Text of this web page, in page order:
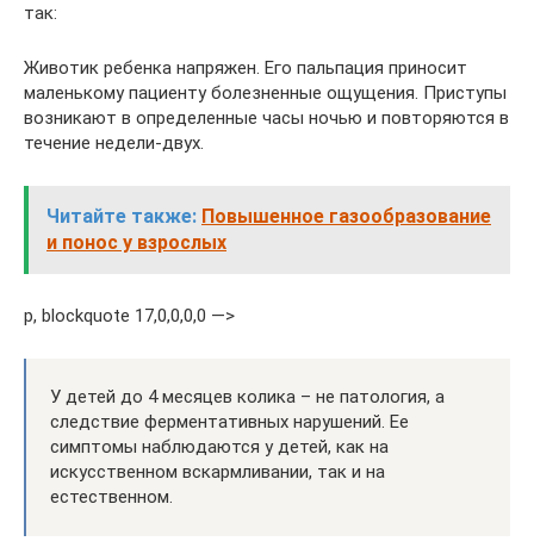
так:
Животик ребенка напряжен. Его пальпация приносит
маленькому пациенту болезненные ощущения. Приступы
возникают в определенные часы ночью и повторяются в
течение недели-двух.
Читайте также: Повышенное газообразование
и понос у взрослых
p, blockquote 17,0,0,0,0 —>
У детей до 4 месяцев колика – не патология, а
следствие ферментативных нарушений. Ее
симптомы наблюдаются у детей, как на
искусственном вскармливании, так и на
естественном.